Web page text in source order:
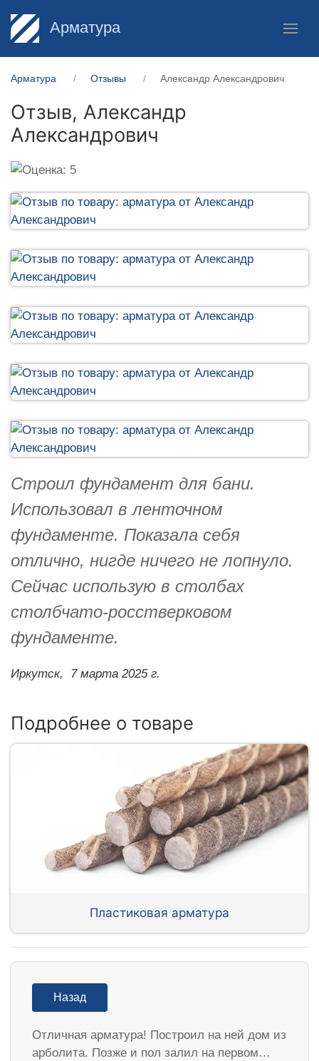
Арматура
Арматура Отзывы Александр Александрович
Отзыв, Александр
Александрович
Строил фундамент для бани.
Использовал в ленточном
фундаменте. Показала себя
отлично, нигде ничего не лопнуло.
Сейчас использую в столбах
столбчато-росстверковом
фундаменте.
Иркутск, 7 марта 2025 г.
Подробнее о товаре
Пластиковая арматура
Назад
Отличная арматура! Построил на ней дом из
арболита. Позже и пол залил на первом…